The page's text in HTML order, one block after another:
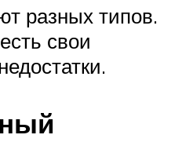
разных типов.
свои